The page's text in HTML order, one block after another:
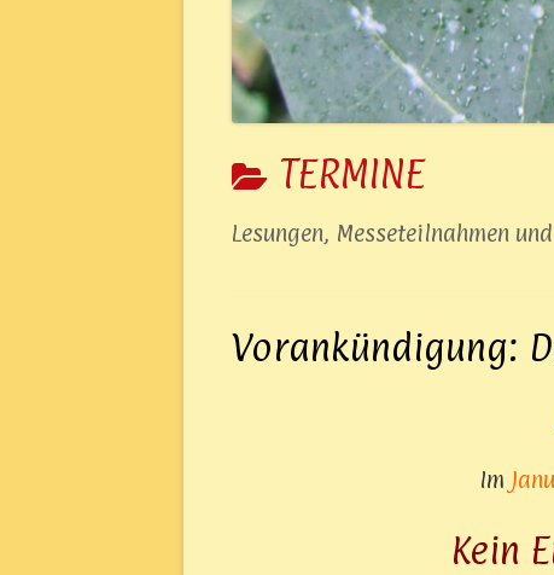
KATEGORIE:
TERMINE
Lesungen, Messeteilnahmen
Vorankündigung:
Im
Kein